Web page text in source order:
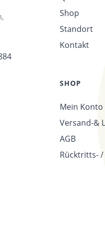
Shop
Standort
Kontakt
SHOP
Mein
Versand-&
AGB
Rücktritts-